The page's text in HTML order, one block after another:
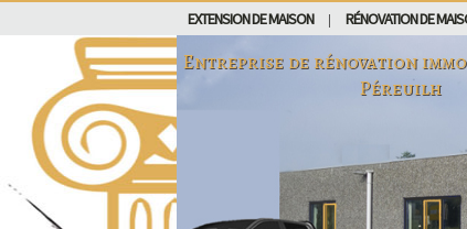
EXTENSION DE MAISON RÉNOVATION DE
Entreprise de rénovation
Péreuilh